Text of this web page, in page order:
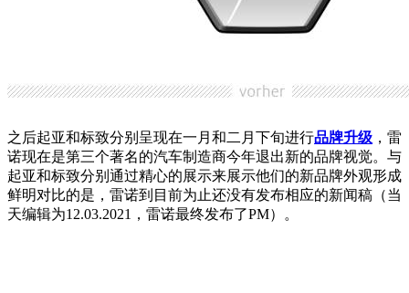
之后起亚和标致分别呈现在一月和二月下旬进行品牌升级 ，雷
诺现在是第三个著名的汽车制造商今年退出新的品牌视觉。与
起亚和标致分别通过精心的展示来展示他们的新品牌外观形成
鲜明对比的是，雷诺到目前为止还没有发布相应的新闻稿（当
天编辑为12.03.2021，雷诺最终发布了PM）。